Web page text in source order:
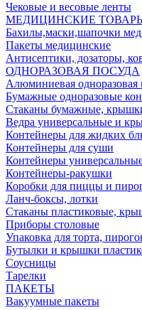
Чековые и весовые ленты
МЕДИЦИНСКИЕ
Бахилы,маски,шапочки
Пакеты медицинские
Антисептики, дозаторы,
ОДНОРАЗОВАЯ ПОСУДА
Алюминиевая одноразовая
Бумажные одноразовые
Стаканы бумажные,
Ведра универсальные и
Контейнеры для жидких
Контейнеры для суши
Контейнеры
Контейнеры-ракушки
Коробки для пиццы и
Ланч-боксы, лотки
Стаканы пластиковые,
Приборы столовые
Упаковка для торта,
Бутылки и крышки
Соусницы
Тарелки
ПАКЕТЫ
Вакуумные пакеты